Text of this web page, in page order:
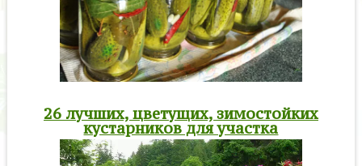
26 лучших, цветущих, зимостойких
кустарников для участка